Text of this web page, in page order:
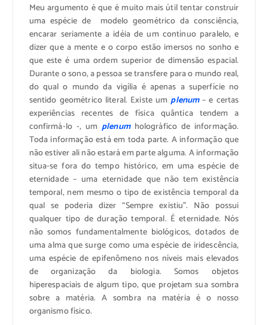
Meu argumento é que é muito mais útil tentar construir
uma espécie de modelo geométrico da consciência,
encarar seriamente a idéia de um contínuo paralelo, e
dizer que a mente e o corpo estão imersos no sonho e
que este é uma ordem superior de dimensão espacial.
Durante o sono, a pessoa se transfere para o mundo real,
do qual o mundo da vigília é apenas a superfície no
sentido geométrico literal. Existe umplenum– e certas
experiências recentes de física quântica tendem a
confirmá-lo -, um plenum holográfico de informação.
Toda informação está em toda parte. A informação que
não estiver ali não estará em parte alguma. A informação
situa-se fora do tempo histórico, em uma espécie de
eternidade – uma eternidade que não tem existência
temporal, nem mesmo o tipo de existência temporal da
qual se poderia dizer “Sempre existiu”. Não possui
qualquer tipo de duração temporal. É eternidade. Nós
não somos fundamentalmente biológicos, dotados de
uma alma que surge como uma espécie de iridescência,
uma espécie de epifenômeno nos níveis mais elevados
de organização da biologia. Somos objetos
hiperespaciais de algum tipo, que projetam sua sombra
sobre a matéria. A sombra na matéria é o nosso
organismo físico.